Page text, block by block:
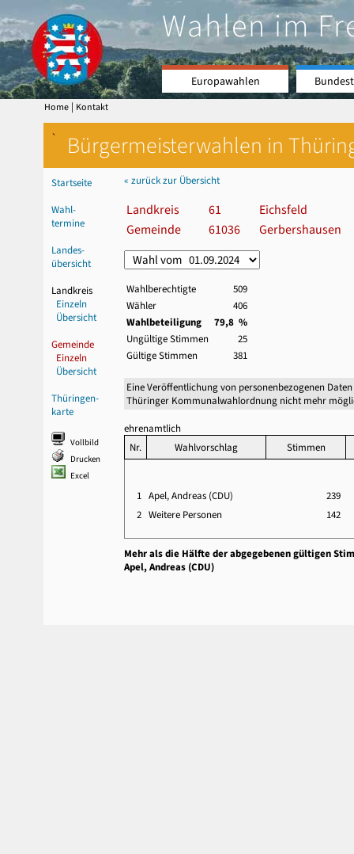
Wahlen im
Europawahlen
Home | Kontakt
` Bürgermeisterwahlen in
Startseite
Wahl-
termine
Landes-
übersicht
Landkreis
Einzeln
Übersicht
Gemeinde
Einzeln
Übersicht
Thüringen-
karte
Vollbild
Drucken
Excel
« zurück zur Übersicht
Landkreis 61
Eichsfeld
Gemeinde
61036 Gerbershausen
Wahlberechtigte
509
Wähler
406
Wahlbeteiligung
79,8 %
Ungültige Stimmen
25
Gültige Stimmen
381
Eine Veröffentlichung von personenbezogenen
Thüringer Kommunalwahlordnung nicht mehr
ehrenamtlich
Nr.
Wahlvorschlag Stimmen
1 Apel, Andreas (CDU)
239
2 Weitere Personen 142
Mehr als die Hälfte der abgegebenen gültigen
Apel, Andreas (CDU)